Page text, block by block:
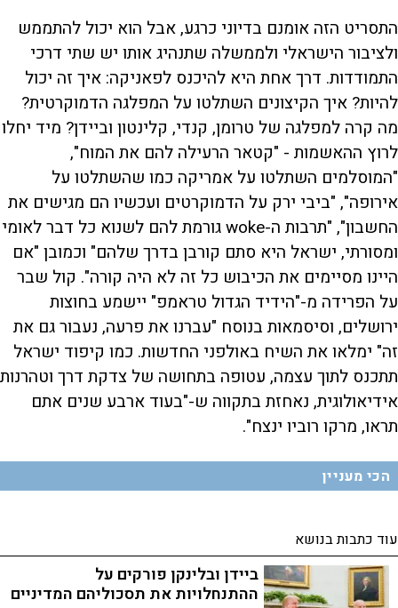
התסריט הזה אומנם בדיוני כרגע, אבל הוא יכול להתממש
ולציבור הישראלי ולממשלה שתנהיג אותו יש שתי דרכי
התמודדות. דרך אחת היא להיכנס לפאניקה: איך זה יכול
להיות? איך הקיצונים השתלטו על המפלגה הדמוקרטית?
מה קרה למפלגה של טרומן, קנדי, קלינטון וביידן? מיד יחלו
לרוץ ההאשמות - "קטאר הרעילה להם את המוח",
"המוסלמים השתלטו על אמריקה כמו שהשתלטו על
אירופה", "ביבי ירק על הדמוקרטים ועכשיו הם מגישים את
החשבון", "תרבות ה-woke גורמת להם לשנוא כל דבר לאומי
ומסורתי, ישראל היא סתם קורבן בדרך שלהם" וכמובן "אם
היינו מסיימים את הכיבוש כל זה לא היה קורה". קול שבר
על הפרידה מ-"הידיד הגדול טראמפ" יישמע בחוצות
ירושלים, וסיסמאות בנוסח "עברנו את פרעה, נעבור גם את
זה" ימלאו את השיח באולפני החדשות. כמו קיפוד ישראל
תתכנס לתוך עצמה, עטופה בתחושה של צדקת דרך וטהרנות
אידיאולוגית, נאחזת בתקווה ש-"בעוד ארבע שנים אתם
תראו, מרקו רוביו ינצח".
הכי מעניין
עוד כתבות בנושא
ביידן ובלינקן פורקים על
ההתנחלויות את תסכוליהם המדיניים